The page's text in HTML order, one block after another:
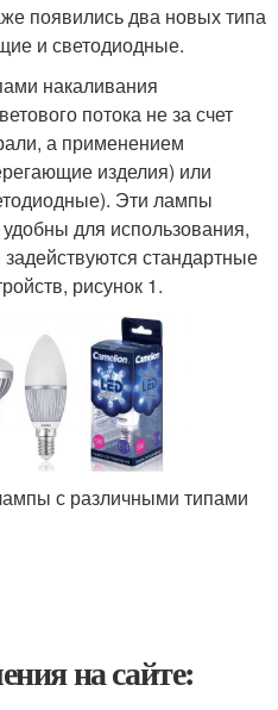
появились два новых типа
и светодиодные.
накаливания
потока не за счет
а применением
изделия) или
Эти лампы
для использования,
стандартные
рисунок 1.
с различными типами
на сайте: